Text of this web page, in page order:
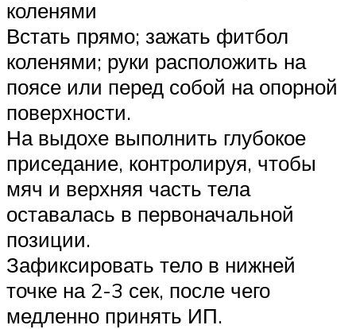
коленями
Встать прямо; зажать фитбол
коленями; руки расположить на
поясе или перед собой на опорной
поверхности.
На выдохе выполнить глубокое
приседание, контролируя, чтобы
мяч и верхняя часть тела
оставалась в первоначальной
позиции.
Зафиксировать тело в нижней
точке на 2-3 сек, после чего
медленно принять ИП.